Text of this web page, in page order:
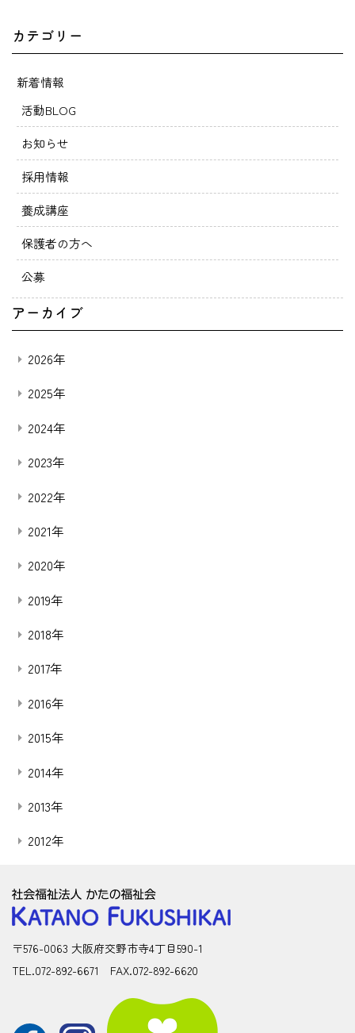
カテゴリー
新着情報
活動BLOG
お知らせ
採用情報
養成講座
保護者の方へ
公募
アーカイブ
2026年
2025年
2024年
2023年
2022年
2021年
2020年
2019年
2018年
2017年
2016年
2015年
2014年
2013年
2012年
〒576-0063 大阪府交野市寺4丁目590-1
TEL.072-892-6671 FAX.072-892-6620